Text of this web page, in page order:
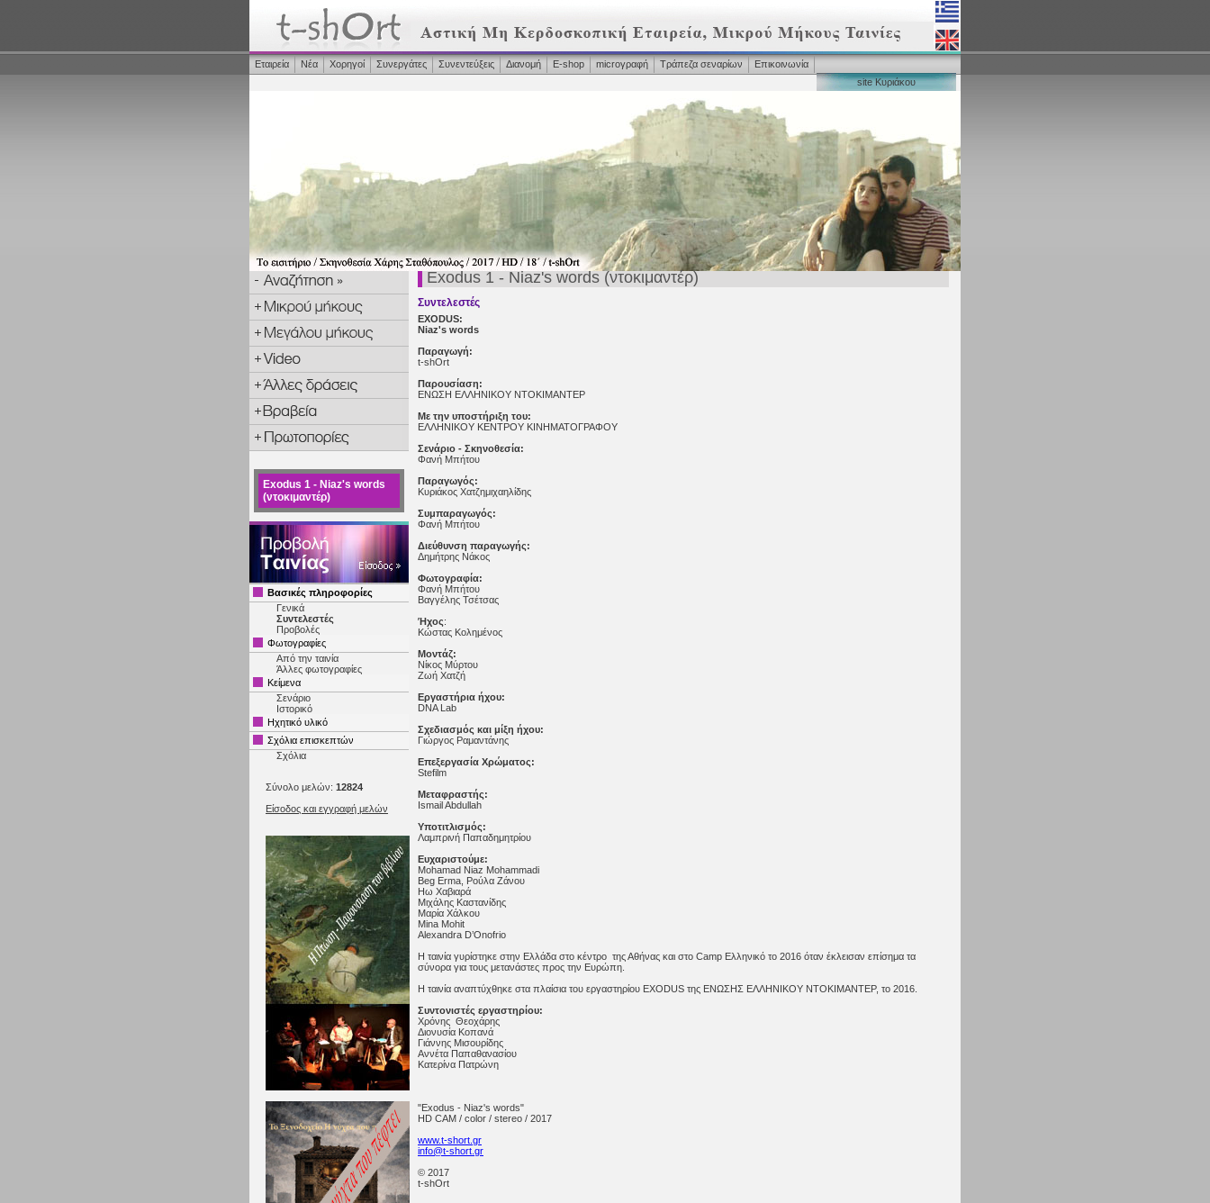
Εταιρεία Νέα Χορηγοί Συνεργάτες Συνεντεύξεις Διανομή Ε-shop microγραφή Τράπεζα σεναρίων
Επικοινωνία
site Κυριάκου
Exodus 1 - Niaz's words
(ντοκιμαντέρ)
Βασικές πληροφορίες
Γενικά
Συντελεστές
Προβολές
Φωτογραφίες
Από την ταινία
Άλλες φωτογραφίες
Κείμενα
Σενάριο
Ιστορικό
Ηχητικό υλικό
Σχόλια επισκεπτών
Σχόλια
Σύνολο μελών: 12824
Είσοδος και εγγραφή μελών
Exodus 1 - Niaz's words (ντοκιμαντέρ)
Συντελεστές
EXODUS:
Niaz's words
Παραγωγή:
t-shOrt
Παρουσίαση:
ΕΝΩΣΗ ΕΛΛΗΝΙΚΟΥ ΝΤΟΚΙΜΑΝΤΕΡ
Με την υποστήριξη του:
ΕΛΛΗΝΙΚΟΥ ΚΕΝΤΡΟΥ ΚΙΝΗΜΑΤΟΓΡΑΦΟΥ
Σενάριο - Σκηνοθεσία:
Φανή Μπήτου
Παραγωγός:
Κυριάκος Χατζημιχαηλίδης
Συμπαραγωγός:
Φανή Μπήτου
Διεύθυνση παραγωγής:
Δημήτρης Νάκος
Φωτογραφία:
Φανή Μπήτου
Βαγγέλης Τσέτσας
Ήχος:
Κώστας Κολημένος
Μοντάζ:
Νίκος Μύρτου
Ζωή Χατζή
Εργαστήρια ήχου:
DNA Lab
Σχεδιασμός και μίξη ήχου:
Γιώργος Ραμαντάνης
Επεξεργασία Χρώματος:
Stefilm
Μεταφραστής:
Ismail Abdullah
Υποτιτλισμός:
Λαμπρινή Παπαδημητρίου
Ευχαριστούμε:
Mohamad Niaz Mohammadi
Beg Erma, Ρούλα Ζάνου
Ηω Χαβιαρά
Μιχάλης Καστανίδης
Μαρία Χάλκου
Mina Mohit
Alexandra D’Onofrio
Η ταινία γυρίστηκε στην Ελλάδα στο κέντρο της Αθήνας και στο Camp Ελληνικό το 2016 όταν έκλεισαν επίσημα τα
σύνορα για τους μετανάστες προς την Ευρώπη.
Η ταινία αναπτύχθηκε στα πλαίσια του εργαστηρίου EXODUS της ΕΝΩΣΗΣ ΕΛΛΗΝΙΚΟΥ ΝΤΟΚΙΜΑΝΤΕΡ, το 2016.
Συντονιστές εργαστηρίου:
Χρόνης Θεοχάρης
Διονυσία Κοπανά
Γιάννης Μισουρίδης
Αννέτα Παπαθανασίου
Κατερίνα Πατρώνη
"Exodus - Niaz's words"
HD CAM / color / stereo / 2017
www.t-short.gr
info@t-short.gr
© 2017
t-shOrt